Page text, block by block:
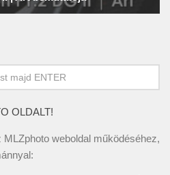
OLDALT!
weboldal működéséhez,